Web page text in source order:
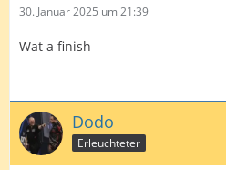
30. Januar 2025 um 21:39
Wat a finish
Dodo
Erleuchteter